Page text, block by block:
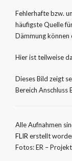
Fehlerhafte bzw.
häufigste Quelle
Dämmung können
Hier ist teilweise
Dieses Bild zeigt
Bereich Anschluss
Alle Aufnahmen
FLIR erstellt
Fotos: ER –